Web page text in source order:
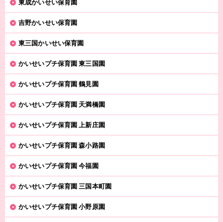
東成かいせい保育園
吉野かいせい保育園
東三国かいせい保育園
かいせいプチ保育園 東三国園
かいせいプチ保育園 鶴見園
かいせいプチ保育園 天満橋園
かいせいプチ保育園 上新庄園
かいせいプチ保育園 森小路園
かいせいプチ保育園 今福園
かいせいプチ保育園 三国本町園
かいせいプチ保育園 小野原園